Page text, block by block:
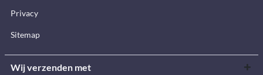
Privacy
Sitemap
Wij verzenden met